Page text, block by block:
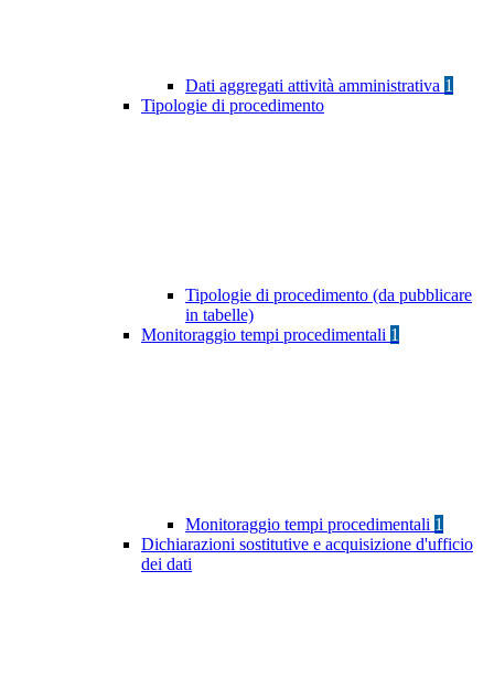
Dati aggregati attività amministrativa 1
Tipologie di procedimento
Tipologie di procedimento (da pubblicare
in tabelle)
Monitoraggio tempi procedimentali 1
Monitoraggio tempi procedimentali 1
Dichiarazioni sostitutive e acquisizione d'ufficio
dei dati